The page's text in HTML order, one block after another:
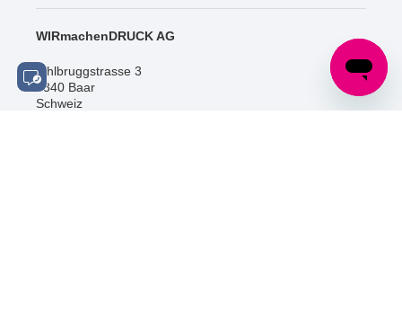
WIRmachenDRUCK AG
Sihlbruggstrasse 3
6340 Baar
Schweiz